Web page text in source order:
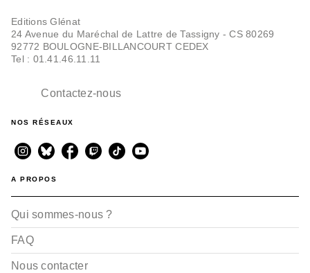
Kiss & Ice - Tome 01
Claudia Forcelloni
Editions Glénat
24 Avenue du Maréchal de Lattre de Tassigny - CS 80269
92772 BOULOGNE-BILLANCOURT CEDEX
Tel : 01.41.46.11.11
Contactez-nous
NOS RÉSEAUX
A PROPOS
Qui sommes-nous ?
FAQ
Nous contacter